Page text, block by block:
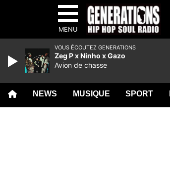
MENU
NEWS MUSIQUE SPORT
VOUS ÉCOUTEZ GENERATIONS
Zeg P x Ninho x Gazo
Avion de chasse